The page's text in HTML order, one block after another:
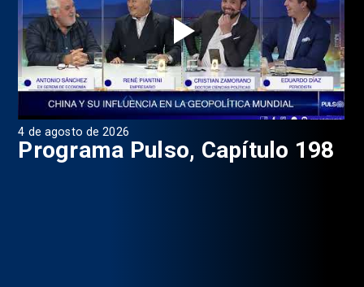
4 de agosto de 2026
Programa Pulso, Capítulo 198